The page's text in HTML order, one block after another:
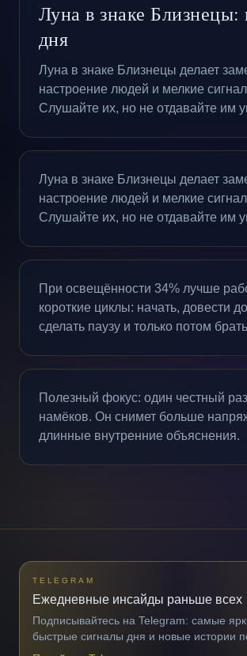
Луна в знаке Близнецы:
дня
Луна в знаке Близнецы делает
настроение людей и мелкие
Слушайте их, но не отдавайте им
Луна в знаке Близнецы делает
настроение людей и мелкие
Слушайте их, но не отдавайте им
При освещённости 34% лучше
короткие циклы: начать, довести
сделать паузу и только потом
Полезный фокус: один честный
намёков. Он снимет больше
длинные внутренние объяснения.
TELEGRAM
Ежедневные инсайды раньше всех
Подписывайтесь на Telegram: самые
быстрые сигналы дня и новые истории